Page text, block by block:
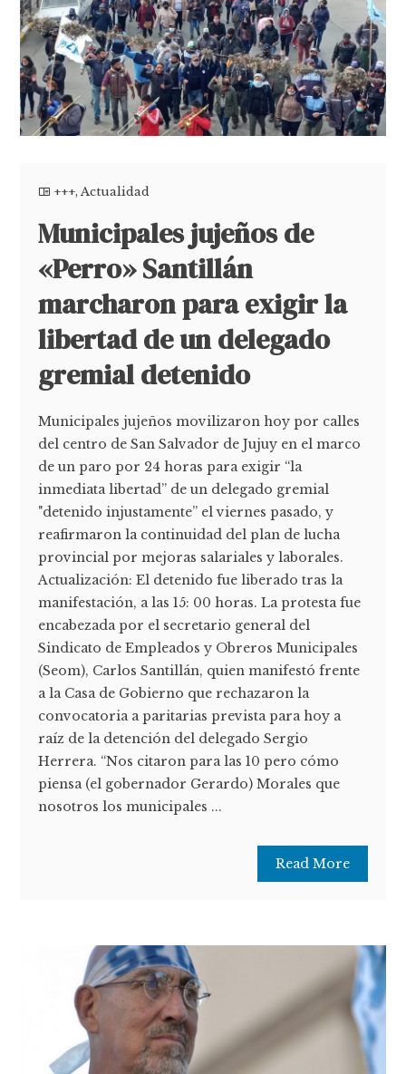
+++,Actualidad
Municipales jujeños de
«Perro» Santillán
marcharon para exigir la
libertad de un delegado
gremial detenido
Municipales jujeños movilizaron hoy por calles
del centro de San Salvador de Jujuy en el marco
de un paro por 24 horas para exigir “la
inmediata libertad” de un delegado gremial
"detenido injustamente” el viernes pasado, y
reafirmaron la continuidad del plan de lucha
provincial por mejoras salariales y laborales.
Actualización: El detenido fue liberado tras la
manifestación, a las 15: 00 horas. La protesta fue
encabezada por el secretario general del
Sindicato de Empleados y Obreros Municipales
(Seom), Carlos Santillán, quien manifestó frente
a la Casa de Gobierno que rechazaron la
convocatoria a paritarias prevista para hoy a
raíz de la detención del delegado Sergio
Herrera. “Nos citaron para las 10 pero cómo
piensa (el gobernador Gerardo) Morales que
nosotros los municipales ...
Read More